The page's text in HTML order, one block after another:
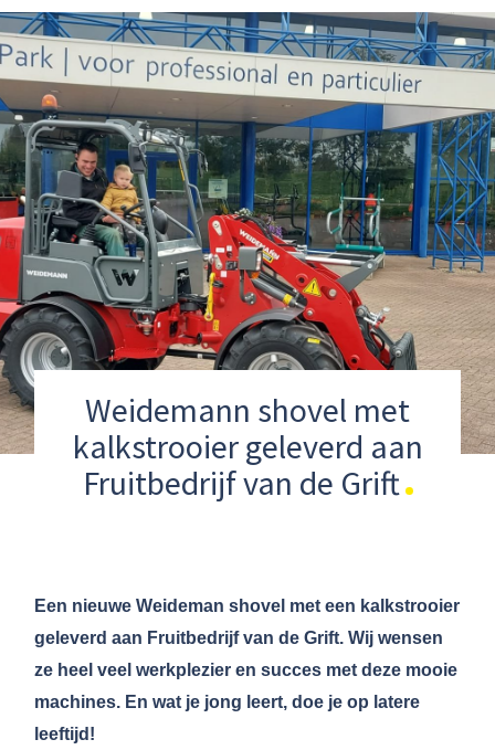
Weidemann shovel met
kalkstrooier geleverd aan
Fruitbedrijf van de Grift
Een nieuwe Weideman shovel met een kalkstrooier
geleverd aan Fruitbedrijf van de Grift. Wij wensen
ze heel veel werkplezier en succes met deze mooie
machines. En wat je jong leert, doe je op latere
leeftijd!